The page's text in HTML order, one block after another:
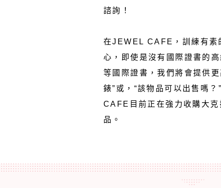
諮詢！
在JEWEL CAFE，訓練有素
心，即使是沒有國際證書的
等國際證書，我們將會提供
錶”或，“該物品可以出售嗎
CAFE目前正在強力收購大
品。